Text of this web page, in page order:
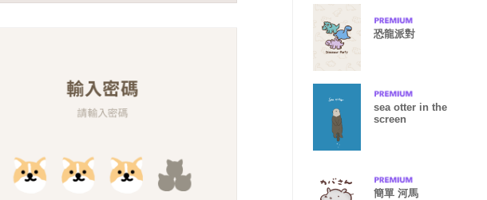
恐龍派對
sea otter in the
screen
簡單 河馬